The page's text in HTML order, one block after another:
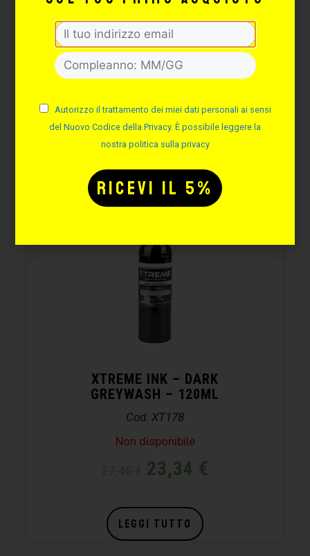
Disponibilità immediata
9,76 € 8,30
AGGIUNGI
XTREME INK – DARK
GREYWASH – 120ML
Cod. XT178
Non disponibile
23,34 €
-15%
LEGGI TUTTO
Autorizzo il trattamento dei miei dati personali ai sensi
del Nuovo Codice della Privacy. È possibile leggere la
nostra politica sulla privacy